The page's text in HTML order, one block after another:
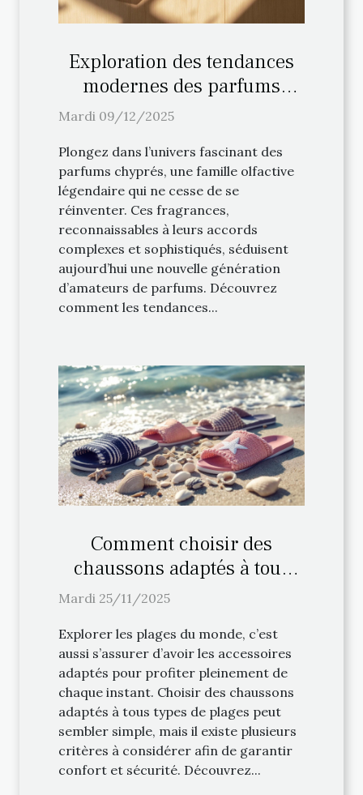
Exploration des tendances
modernes des parfums
chyprés
Mardi 09/12/2025
Plongez dans l’univers fascinant des
parfums chyprés, une famille olfactive
légendaire qui ne cesse de se
réinventer. Ces fragrances,
reconnaissables à leurs accords
complexes et sophistiqués, séduisent
aujourd’hui une nouvelle génération
d’amateurs de parfums. Découvrez
comment les tendances...
Comment choisir des
chaussons adaptés à tous
types de plages ?
Mardi 25/11/2025
Explorer les plages du monde, c’est
aussi s’assurer d’avoir les accessoires
adaptés pour profiter pleinement de
chaque instant. Choisir des chaussons
adaptés à tous types de plages peut
sembler simple, mais il existe plusieurs
critères à considérer afin de garantir
confort et sécurité. Découvrez...